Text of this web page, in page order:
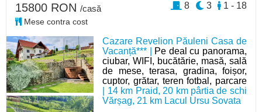
Cazare Revelion Păuleni Casa de
Vacanță*** |
Pe deal cu panorama,
ciubar, WIFI, bucătărie, masă, sală
de mese, terasa, gradina, foișor,
cuptor, grătar, teren fotbal, parcare
| 14 km Praid, 20 km pârtia de schi
Vărșag, 21 km Lacul Ursu Sovata
15800 RON /casă
Mese contra cost
1 - 18
3
8